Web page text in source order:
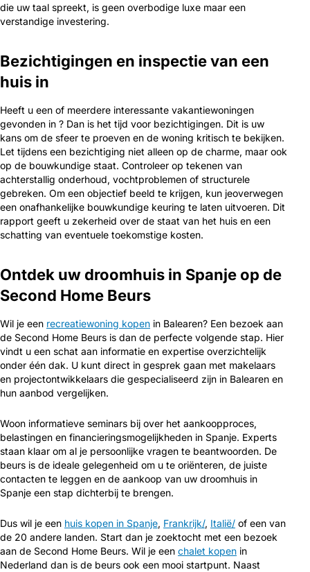
die uw taal spreekt, is geen overbodige luxe maar een
verstandige investering.
Bezichtigingen en inspectie van een
huis in
Heeft u een of meerdere interessante vakantiewoningen
gevonden in ? Dan is het tijd voor bezichtigingen. Dit is uw
kans om de sfeer te proeven en de woning kritisch te bekijken.
Let tijdens een bezichtiging niet alleen op de charme, maar ook
op de bouwkundige staat. Controleer op tekenen van
achterstallig onderhoud, vochtproblemen of structurele
gebreken. Om een objectief beeld te krijgen, kun jeoverwegen
een onafhankelijke bouwkundige keuring te laten uitvoeren. Dit
rapport geeft u zekerheid over de staat van het huis en een
schatting van eventuele toekomstige kosten.
Ontdek uw droomhuis in Spanje op de
Second Home Beurs
Wil je een recreatiewoning kopen in Balearen? Een bezoek aan
de Second Home Beurs is dan de perfecte volgende stap. Hier
vindt u een schat aan informatie en expertise overzichtelijk
onder één dak. U kunt direct in gesprek gaan met makelaars
en projectontwikkelaars die gespecialiseerd zijn in Balearen en
hun aanbod vergelijken.
Woon informatieve seminars bij over het aankoopproces,
belastingen en financieringsmogelijkheden in Spanje. Experts
staan klaar om al je persoonlijke vragen te beantwoorden. De
beurs is de ideale gelegenheid om u te oriënteren, de juiste
contacten te leggen en de aankoop van uw droomhuis in
Spanje een stap dichterbij te brengen.
Dus wil je een huis kopen in Spanje, Frankrijk/, Italië/ of een van
de 20 andere landen. Start dan je zoektocht met een bezoek
aan de Second Home Beurs. Wil je een chalet kopen in
Nederland dan is de beurs ook een mooi startpunt. Naast